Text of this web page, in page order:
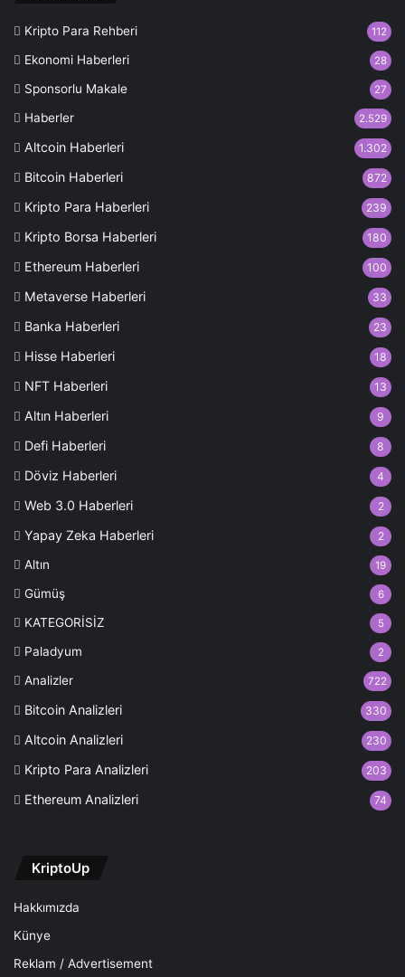
Kripto Para Rehberi 112
Ekonomi Haberleri 28
Sponsorlu Makale 27
Haberler 2.529
Altcoin Haberleri 1.302
Bitcoin Haberleri 872
Kripto Para Haberleri 239
Kripto Borsa Haberleri 180
Ethereum Haberleri 100
Metaverse Haberleri 33
Banka Haberleri 23
Hisse Haberleri 18
NFT Haberleri 13
Altın Haberleri 9
Defi Haberleri 8
Döviz Haberleri 4
Web 3.0 Haberleri 2
Yapay Zeka Haberleri 2
Altın 19
Gümüş 6
KATEGORİSİZ 5
Paladyum 2
Analizler 722
Bitcoin Analizleri 330
Altcoin Analizleri 230
Kripto Para Analizleri 203
Ethereum Analizleri 74
KriptoUp
Hakkımızda
Künye
Reklam / Advertisement